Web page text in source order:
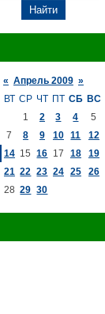
« Апрель 2009 »
ВТ СР ЧТ ПТ СБ ВС
1
2 3 4
5
7 8 9 10 11
12
14 15 16 17 18
19
21 22 23 24 25
26
28 29 30